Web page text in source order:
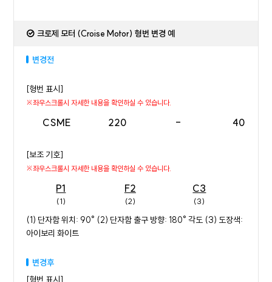
크로제 모터 (Croise Motor) 형번 변경 예
변경전
[형번 표시]
CSME 220 - 40
[보조 기호]
P1 F2 C3
(1) (2) (3)
(1) 단자함 위치: 90° (2) 단자함 출구 방향: 180° 각도 (3) 도장색:
아이보리 화이트
변경후
[형번 표시]